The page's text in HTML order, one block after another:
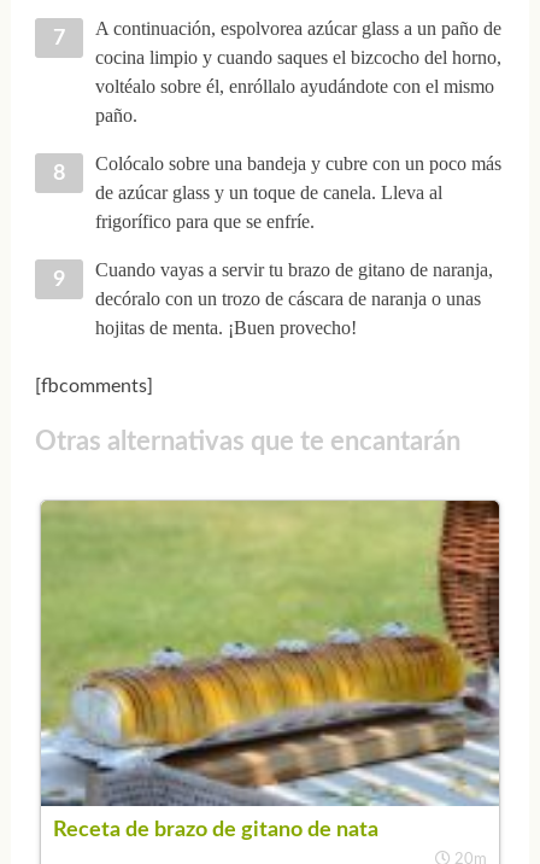
A continuación, espolvorea azúcar glass a un paño de
cocina limpio y cuando saques el bizcocho del horno,
voltéalo sobre él, enróllalo ayudándote con el mismo
paño.
Colócalo sobre una bandeja y cubre con un poco más
de azúcar glass y un toque de canela. Lleva al
frigorífico para que se enfríe.
Cuando vayas a servir tu brazo de gitano de naranja,
decóralo con un trozo de cáscara de naranja o unas
hojitas de menta. ¡Buen provecho!
[fbcomments]
Otras alternativas que te encantarán
Receta de brazo de gitano de nata
20m